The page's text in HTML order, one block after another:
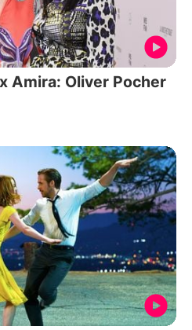
Amira: Oliver Pocher